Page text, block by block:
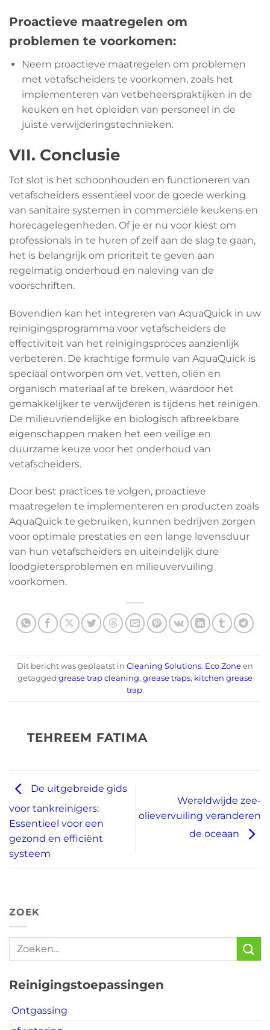
Proactieve maatregelen om
problemen te voorkomen:
Neem proactieve maatregelen om problemen
met vetafscheiders te voorkomen, zoals het
implementeren van vetbeheerspraktijken in de
keuken en het opleiden van personeel in de
juiste verwijderingstechnieken.
VII. Conclusie
Tot slot is het schoonhouden en functioneren van
vetafscheiders essentieel voor de goede werking
van sanitaire systemen in commerciële keukens en
horecagelegenheden. Of je er nu voor kiest om
professionals in te huren of zelf aan de slag te gaan,
het is belangrijk om prioriteit te geven aan
regelmatig onderhoud en naleving van de
voorschriften.
Bovendien kan het integreren van AquaQuick in uw
reinigingsprogramma voor vetafscheiders de
effectiviteit van het reinigingsproces aanzienlijk
verbeteren. De krachtige formule van AquaQuick is
speciaal ontworpen om vet, vetten, oliën en
organisch materiaal af te breken, waardoor het
gemakkelijker te verwijderen is tijdens het reinigen.
De milieuvriendelijke en biologisch afbreekbare
eigenschappen maken het een veilige en
duurzame keuze voor het onderhoud van
vetafscheiders.
Door best practices te volgen, proactieve
maatregelen te implementeren en producten zoals
AquaQuick te gebruiken, kunnen bedrijven zorgen
voor optimale prestaties en een lange levensduur
van hun vetafscheiders en uiteindelijk dure
loodgietersproblemen en milieuvervuiling
voorkomen.
Dit bericht was geplaatst in Cleaning Solutions, Eco Zone en
getagged grease trap cleaning, grease traps, kitchen grease
trap.
TEHREEM FATIMA
De uitgebreide gids
voor tankreinigers:
Essentieel voor een
gezond en efficiënt
systeem
Wereldwijde zee-
olievervuiling veranderen
de oceaan
ZOEK
Reinigingstoepassingen
Ontgassing